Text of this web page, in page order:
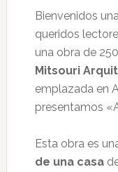
Bienvenidos
queridos
una obra de
Mitsouri
emplazada en
presentamos
Esta obra es
de una casa